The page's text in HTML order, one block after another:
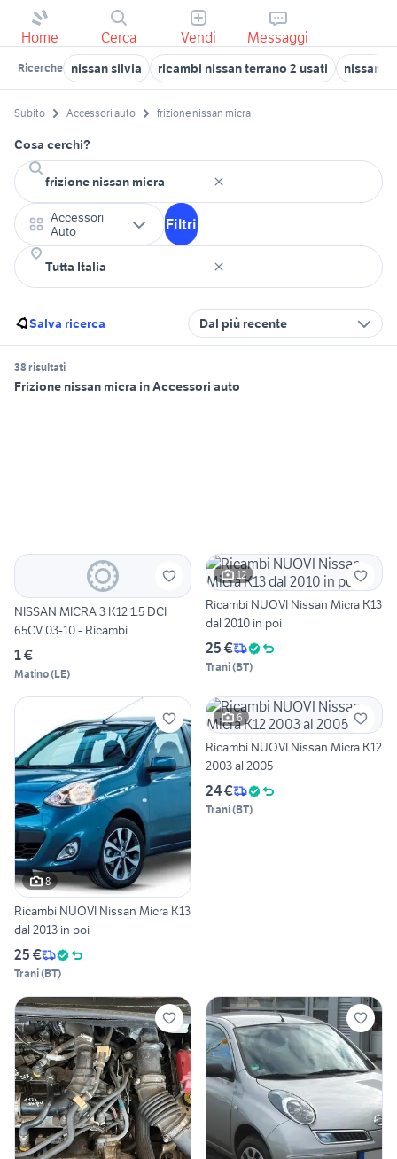
Home Cerca Vendi Messaggi
Ricerche nissan silvia ricambi nissan terrano 2 usati nissan
Subito Accessori auto frizione nissan micra
Cosa cerchi?
Accessori
Auto
Filtri
Salva ricerca Dal più recente
38 risultati
Frizione nissan micra in Accessori auto
NISSAN MICRA 3 K12 1.5 DCI
65CV 03-10 - Ricambi
1 €
Matino(LE)
12
Ricambi NUOVI Nissan Micra K13
dal 2010 in poi
25 €
Trani(BT)
8
Ricambi NUOVI Nissan Micra K13
dal 2013 in poi
25 €
Trani(BT)
6
Ricambi NUOVI Nissan Micra K12
2003 al 2005
24 €
Trani(BT)